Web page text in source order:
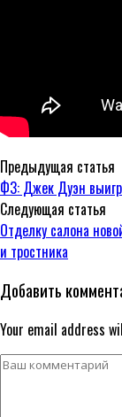
Предыдущая статья
Ф3: Джек Дуэн
Следующая статья
Отделку салона
и тростника
Добавить
Your email address